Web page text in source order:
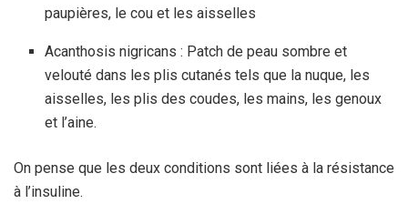
paupières, le cou et les aisselles
Acanthosis nigricans : Patch de peau sombre et
velouté dans les plis cutanés tels que la nuque, les
aisselles, les plis des coudes, les mains, les genoux
et l’aine.
On pense que les deux conditions sont liées à la résistance
à l’insuline.